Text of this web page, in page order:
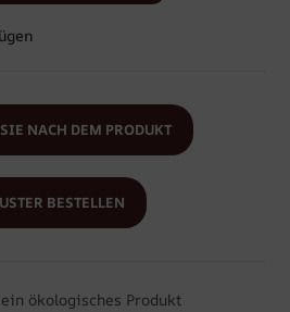
BESTELLEN
NACH DEM PRODUKT
ein ökologisches Produkt